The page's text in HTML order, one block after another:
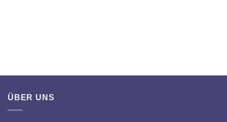
ÜBER UNS